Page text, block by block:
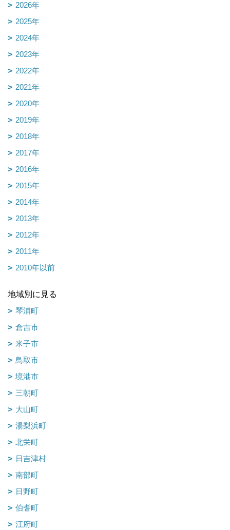
2026年
2025年
2024年
2023年
2022年
2021年
2020年
2019年
2018年
2017年
2016年
2015年
2014年
2013年
2012年
2011年
2010年以前
地域別に見る
琴浦町
倉吉市
米子市
鳥取市
境港市
三朝町
大山町
湯梨浜町
北栄町
日吉津村
南部町
日野町
伯耆町
江府町